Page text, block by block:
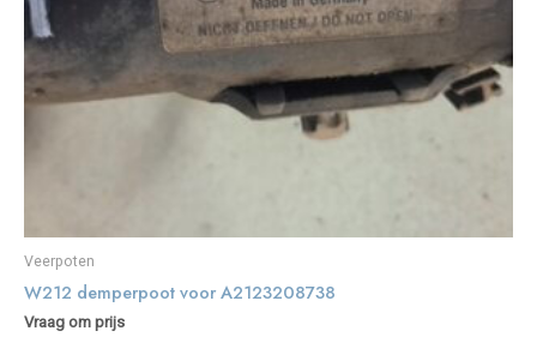
Veerpoten
W212 demperpoot voor A2123208738
Vraag om prijs